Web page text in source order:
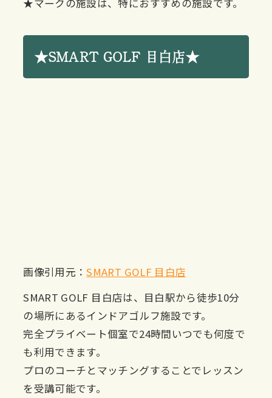
★マークの施設は、特におすすめの施設です。
★SMART GOLF 目白店★
画像引用元：SMART GOLF 目白店
SMART GOLF 目白店は、目白駅から徒歩10分
の場所にあるインドアゴルフ施設です。
完全プライベート個室で24時間いつでも何度で
も利用できます。
プロのコーチとマッチングすることでレッスン
を受講可能です。